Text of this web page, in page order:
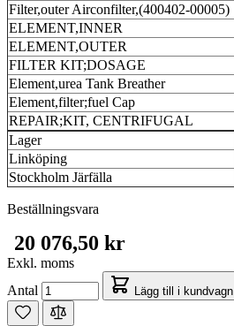
Filter,outer Airconfilter,(400402-00005)
ELEMENT,INNER
ELEMENT,OUTER
FILTER KIT;DOSAGE
Element,urea Tank Breather
Element,filter;fuel Cap
REPAIR;KIT, CENTRIFUGAL
Lager
Linköping
Stockholm Järfälla
Beställningsvara
20 076,50 kr
Exkl. moms
Antal
Lägg till i kundvagn